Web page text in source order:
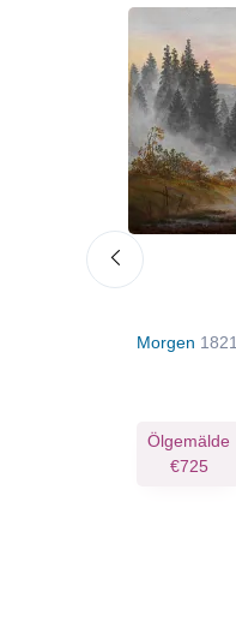
Morgen 1821
Ölgemälde
€725